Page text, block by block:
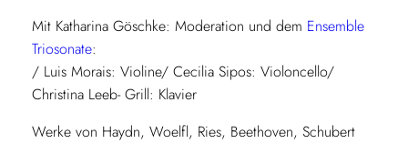
Mit Katharina Göschke: Moderation und dem Ensemble
Triosonate:
/ Luis Morais: Violine/ Cecilia Sipos: Violoncello/
Christina Leeb- Grill: Klavier
Werke von Haydn, Woelfl, Ries, Beethoven, Schubert